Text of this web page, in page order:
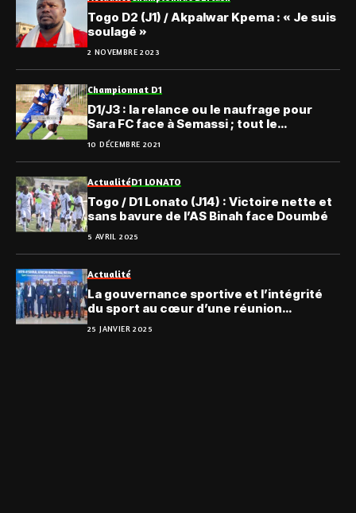
Togo D2 (J1) / Akpalwar Kpema : « Je suis
soulagé »
2 NOVEMBRE 2023
Championnat D1
D1/J3 : la relance ou le naufrage pour
Sara FC face à Semassi ; tout le
programme
10 DÉCEMBRE 2021
ActualitéD1 LONATO
Togo / D1 Lonato (J14) : Victoire nette et
sans bavure de l’AS Binah face Doumbé
5 AVRIL 2025
Actualité
La gouvernance sportive et l’intégrité
du sport au cœur d’une réunion
25 JANVIER 2025